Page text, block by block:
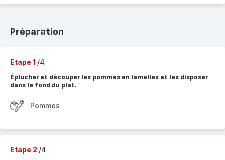
Préparation
Etape 1 /4
Éplucher et découper les pommes en lamelles et les disposer
dans le fond du plat.
Pommes
Etape 2 /4